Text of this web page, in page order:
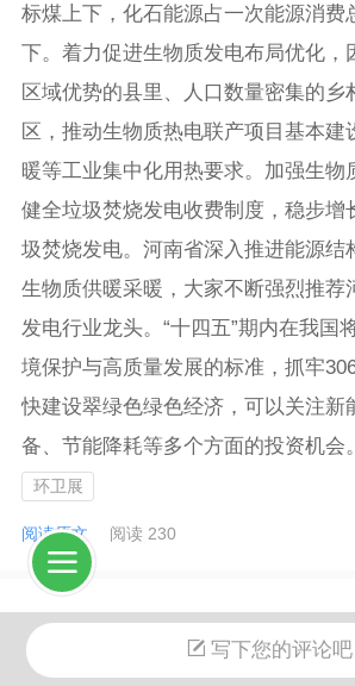
标煤上下，化石能源占一次能源消费
下。着力促进生物质发电布局优化，
区域优势的县里、人口数量密集的乡
区，推动生物质热电联产项目基本建
暖等工业集中化用热要求。加强生物
健全垃圾焚烧发电收费制度，稳步增
圾焚烧发电。河南省深入推进能源结
生物质供暖采暖，大家不断强烈推荐
发电行业龙头。“十四五”期内在我国
境保护与高质量发展的标准，抓牢
快建设翠绿色绿色经济，可以关注新
备、节能降耗等多个方面的投资机会。
环卫展
阅读原文 阅读 230
写下您的评论吧